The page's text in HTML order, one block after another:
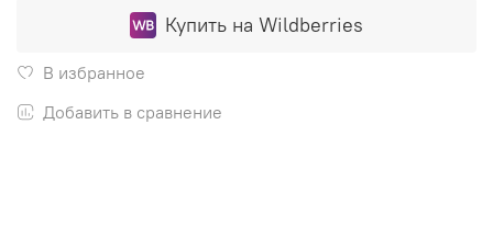
Купить на Wildberries
В избранное
Добавить в сравнение